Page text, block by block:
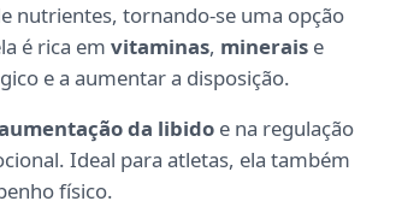
nutrientes, tornando-se uma opção
é rica em vitaminas, minerais e
e a aumentar a disposição.
da libido e na regulação
Ideal para atletas, ela também
físico.